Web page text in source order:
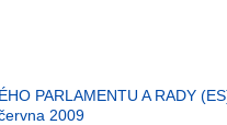
PARLAMENTU A RADY
2009
škody